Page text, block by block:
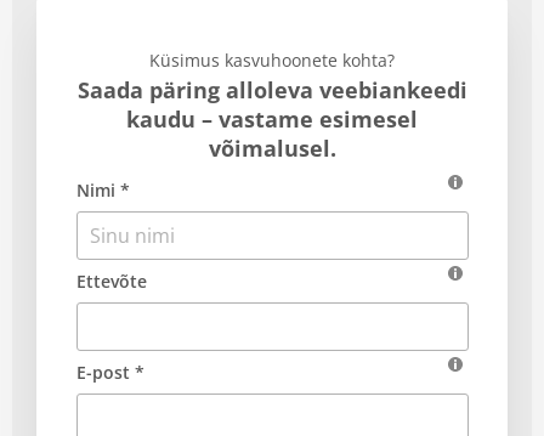
Küsimus kasvuhoonete kohta?
Saada päring alloleva veebiankeedi
kaudu – vastame esimesel
võimalusel.
Nimi *
Ettevõte
E-post *